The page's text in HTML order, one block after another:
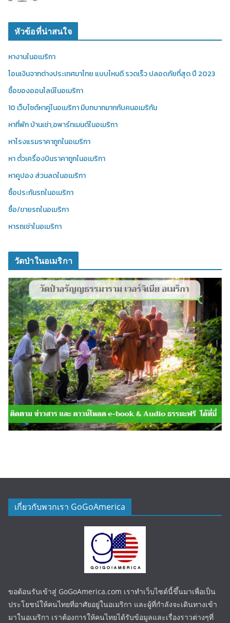
หัวข้อที่น่าสนใจ
หางานในอเมริกา
โอนเงินจากต่างประเทศมาไทย แบบไหนดี รวดเร็ว ปลอดภัยที่สุด ปี 2023
ซื้อของออนไลน์ในอเมริกา
10 เว็บไซต์หาคู่ในอเมริกา มีบทบาทมากกับคนอเมริกัน
หาที่พัก บ้านเช่า,อพาร์ทเมนต์ในอเมริกา
หาโรงแรมราคาถูกในอเมริกา
หา ตั๋วเครื่องบินราคาถูกในอเมริกา
หาคูปอง ส่วนลดในอเมริกา
ซื้อประกันรถในอเมริกา
ซื้อ/ขายรถในอเมริกา
หารถเช่าในอเมริกา
วัดป่าในอเมริกา
เกี่ยวกับพวกเรา GoGoAmerica
ขอต้อนรับเข้าสู่ GoGoAmerica.com เราทำเว็บไซต์นี้ขึ้นมาเพื่อเป็น
ประโยชน์ให้คนไทยที่อาศัยอยู่ในอเมริกา และผู้ที่กำลังจะเดินทางเข้า
มาในอเมริกา เราต้องการให้คนไทยได้รับข้อมูลและเรื่องราวต่างๆที่